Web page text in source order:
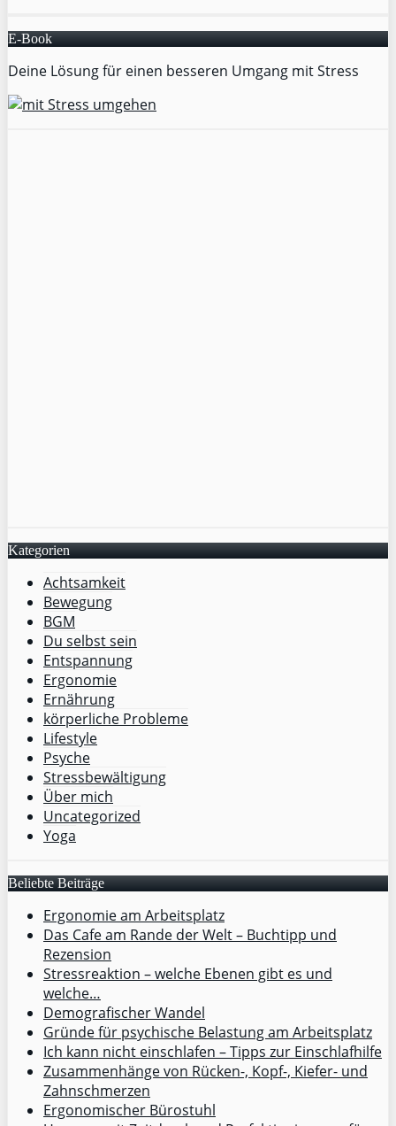
E-Book
Deine Lösung für einen besseren Umgang mit Stress
Kategorien
Achtsamkeit
Bewegung
BGM
Du selbst sein
Entspannung
Ergonomie
Ernährung
körperliche Probleme
Lifestyle
Psyche
Stressbewältigung
Über mich
Uncategorized
Yoga
Beliebte Beiträge
Ergonomie am Arbeitsplatz
Das Cafe am Rande der Welt – Buchtipp und
Rezension
Stressreaktion – welche Ebenen gibt es und
welche…
Demografischer Wandel
Gründe für psychische Belastung am Arbeitsplatz
Ich kann nicht einschlafen – Tipps zur Einschlafhilfe
Zusammenhänge von Rücken-, Kopf-, Kiefer- und
Zahnschmerzen
Ergonomischer Bürostuhl